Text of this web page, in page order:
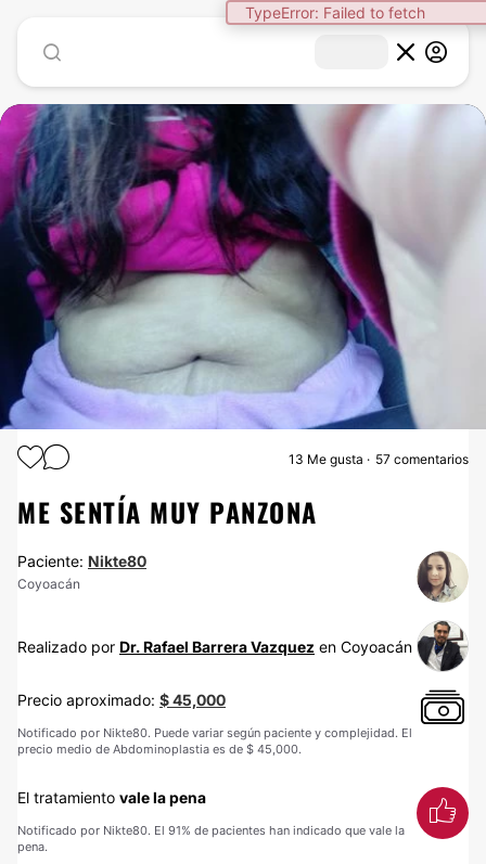
ABDOMINOPLASTIA
13 Me gusta 57 comentarios
ME SENTÍA MUY PANZONA
Paciente: Nikte80
Coyoacán
Realizado por Dr. Rafael Barrera Vazquez en Coyoacán
Precio aproximado: $ 45,000
Notificado por Nikte80. Puede variar según paciente y complejidad. El
precio medio de Abdominoplastia es de $ 45,000.
El tratamiento vale la pena
Notificado por Nikte80. El 91% de pacientes han indicado que vale la
pena.